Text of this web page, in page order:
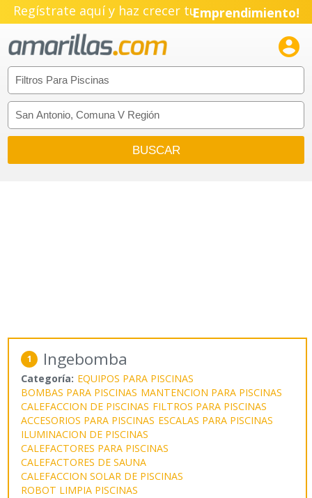
Regístrate aquí y haz crecer tuEmprendimiento!

1 Ingebomba
Categoría: EQUIPOS PARA PISCINAS
BOMBAS PARA PISCINAS MANTENCION PARA PISCINAS
CALEFACCION DE PISCINAS FILTROS PARA PISCINAS
ACCESORIOS PARA PISCINAS ESCALAS PARA PISCINAS
ILUMINACION DE PISCINAS
CALEFACTORES PARA PISCINAS
CALEFACTORES DE SAUNA
CALEFACCION SOLAR DE PISCINAS
ROBOT LIMPIA PISCINAS